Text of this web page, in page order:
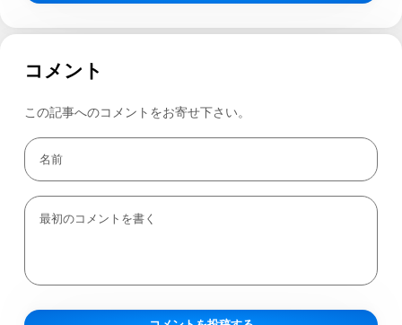
コメント
この記事へのコメントをお寄せ下さい。